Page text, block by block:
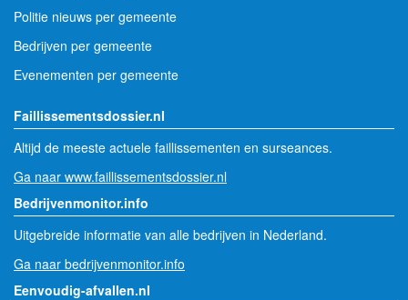
Politie nieuws per gemeente
Bedrijven per gemeente
Evenementen per gemeente
Faillissementsdossier.nl
Altijd de meeste actuele faillissementen en surseances.
Ga naar www.faillissementsdossier.nl
Bedrijvenmonitor.info
Uitgebreide informatie van alle bedrijven in Nederland.
Ga naar bedrijvenmonitor.info
Eenvoudig-afvallen.nl